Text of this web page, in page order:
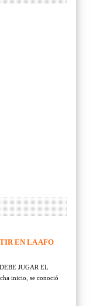
EN LA AFO
JUGAR EL
inicio, se conoció